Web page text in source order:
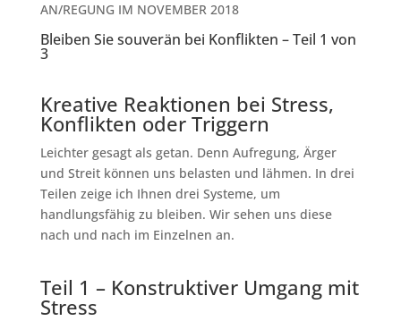
AN/REGUNG IM NOVEMBER 2018
Bleiben Sie souverän bei Konflikten – Teil 1 von
3
Kreative Reaktionen bei Stress,
Konflikten oder Triggern
Leichter gesagt als getan. Denn Aufregung, Ärger
und Streit können uns belasten und lähmen. In drei
Teilen zeige ich Ihnen drei Systeme, um
handlungsfähig zu bleiben. Wir sehen uns diese
nach und nach im Einzelnen an.
Teil 1 – Konstruktiver Umgang mit
Stress